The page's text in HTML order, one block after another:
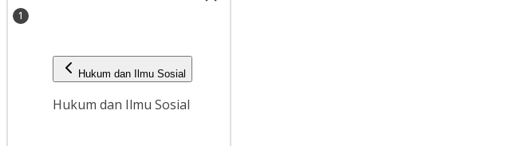
1
Hukum dan Ilmu Sosial
Hukum dan Ilmu Sosial